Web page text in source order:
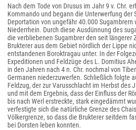
Nach dem Tode von Drusus im Jahr 9 v. Chr.
Kommando und begann die Unterwerfung der
Deportation von ungefähr 40.000 Sugambrern
Niederrhein. Durch diese Ausdünnung des
die verbliebenen Sugambrer den seit längerer
Brukterer aus dem Gebiet nördlich der Lippe
entstandenen Boroktragau unter. In der
Expeditionen und Feldzüge des L. Domitius
in den Jahren nach 4 n. Chr. nochmal von
Germanen niederzuwerfen. Schließlich folgte
Feldzug, der zur Varusschlacht im Herbst des
und mit dem Ergebnis, dass der Einfluss der
bis nach Werl erstreckte, stark eingedämmt
verfestigte sich die natürliche Grenze des
Völkergrenze, so dass die Brukterer seitdem
bei Dorsten leben konnten.